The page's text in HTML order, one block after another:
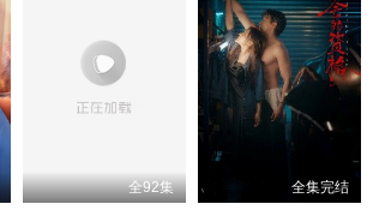
全92集 全集完结